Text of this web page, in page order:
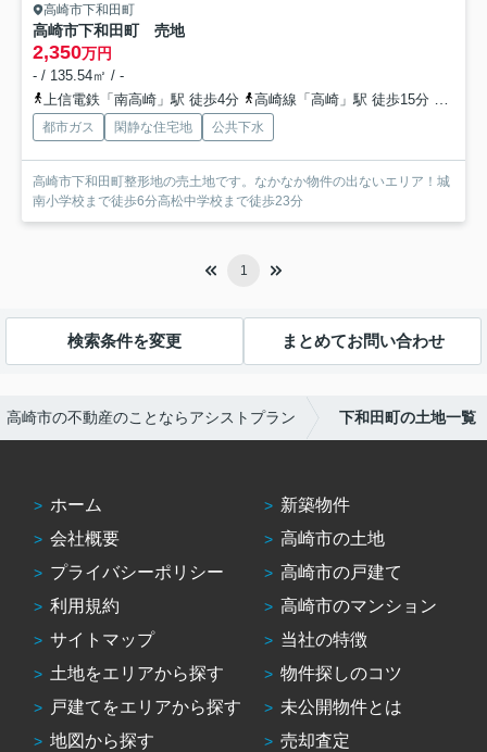
高崎市下和田町
高崎市下和田町 売地
2,350万円
- / 135.54㎡ / -
上信電鉄「南高崎」駅 徒歩4分
高崎線「高崎」駅 徒歩15分
都市ガス 閑静な住宅地 公共下水
高崎市下和田町整形地の売土地です。なかなか物件の出ないエリア！城
南小学校まで徒歩6分高松中学校まで徒歩23分
1
検索条件を変更 まとめてお問い合わせ
高崎市の不動産のことならアシストプラン 下和田町の土地一覧
ホーム
会社概要
プライバシーポリシー
利用規約
サイトマップ
土地をエリアから探す
戸建てをエリアから探す
地図から探す
新築物件
高崎市の土地
高崎市の戸建て
高崎市のマンション
当社の特徴
物件探しのコツ
未公開物件とは
売却査定